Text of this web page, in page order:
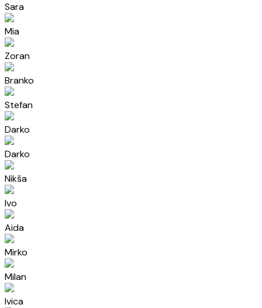
Sara
Mia
Zoran
Branko
Stefan
Darko
Darko
Nikša
Ivo
Aida
Mirko
Milan
Ivica